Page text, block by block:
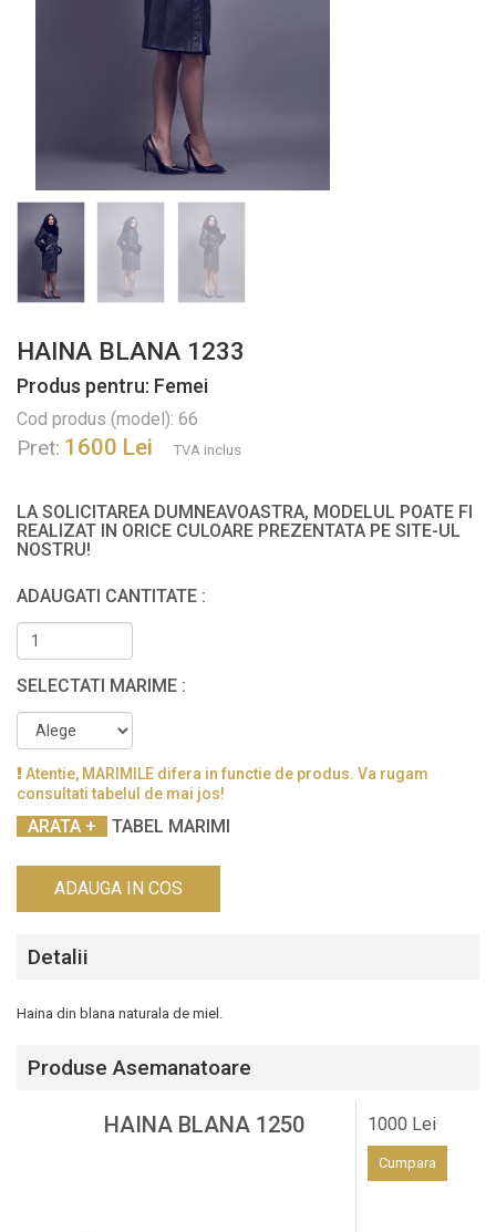
HAINA BLANA 1233
Produs pentru: Femei
Cod produs (model): 66
Pret: 1600 Lei TVA inclus
LA SOLICITAREA DUMNEAVOASTRA, MODELUL POATE FI
REALIZAT IN ORICE CULOARE PREZENTATA PE SITE-UL
NOSTRU!
ADAUGATI CANTITATE :
SELECTATI MARIME :
Atentie, MARIMILE difera in functie de produs. Va rugam
consultati tabelul de mai jos!
TABEL MARIMI
ADAUGA IN COS
Detalii
Haina din blana naturala de miel.
Produse Asemanatoare
HAINA BLANA 1250 1000 Lei
Cumpara